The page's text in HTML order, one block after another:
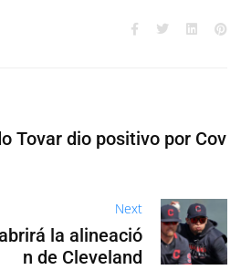
Tovar dio positivo por Cov
Next
la alineació
n de Cleveland